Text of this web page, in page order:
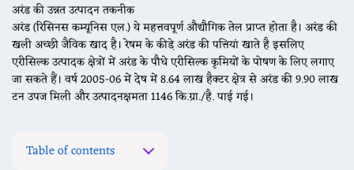
अरंड की उन्नत उत्पादन तकनीक
अरंड (रिसिनस कम्यूनिस एल.) ये महत्तवपूर्ण औद्यौगिक तेल प्राप्त होता है। अरंड की
खली अच्छी जैविक खाद है। रेषम के कीडे़ अरंड की पत्तियां खाते है इसलिए
एरीसिल्क उत्पादक क्षेत्रों में अरंड के पौधे एरीसिल्क कृमियों के पोषण के लिए लगाए
जा सकते हैं। वर्ष 2005-06 में देष में 8.64 लाख हैक्टर क्षेत्र से अरंड की 9.90 लाख
टन उपज मिली और उत्पादनक्षमता 1146 कि.ग्रा./है. पाई गई।
Table of contents